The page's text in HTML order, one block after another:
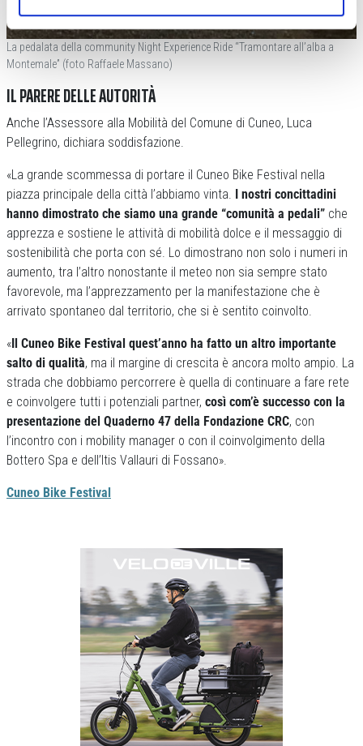
La pedalata della community Night Experience Ride “Tramontare all’alba a
Montemale” (foto Raffaele Massano)
IL PARERE DELLE AUTORITÀ
Anche l’Assessore alla Mobilità del Comune di Cuneo, Luca
Pellegrino, dichiara soddisfazione.
«La grande scommessa di portare il Cuneo Bike Festival nella
piazza principale della città l’abbiamo vinta. I nostri concittadini
hanno dimostrato che siamo una grande “comunità a pedali” che
apprezza e sostiene le attività di mobilità dolce e il messaggio di
sostenibilità che porta con sé. Lo dimostrano non solo i numeri in
aumento, tra l’altro nonostante il meteo non sia sempre stato
favorevole, ma l’apprezzamento per la manifestazione che è
arrivato spontaneo dal territorio, che si è sentito coinvolto.
«Il Cuneo Bike Festival quest’anno ha fatto un altro importante
salto di qualità, ma il margine di crescita è ancora molto ampio. La
strada che dobbiamo percorrere è quella di continuare a fare rete
e coinvolgere tutti i potenziali partner, così com’è successo con la
presentazione del Quaderno 47 della Fondazione CRC, con
l’incontro con i mobility manager o con il coinvolgimento della
Bottero Spa e dell’Itis Vallauri di Fossano».
Cuneo Bike Festival